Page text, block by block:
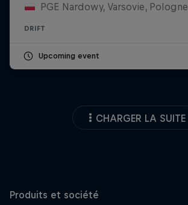
PGE Nardowy, Varsovie, Pologne
DRIFT
Upcoming event
CHARGER LA SUITE